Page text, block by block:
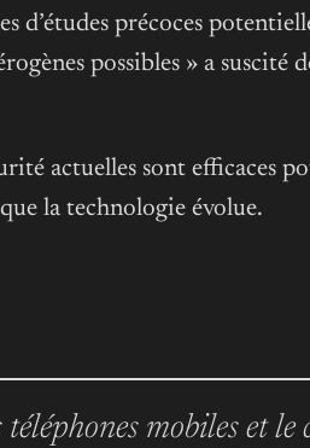
d’études précoces
possibles » a
actuelles sont efficaces
la technologie évolue.
mobiles et le